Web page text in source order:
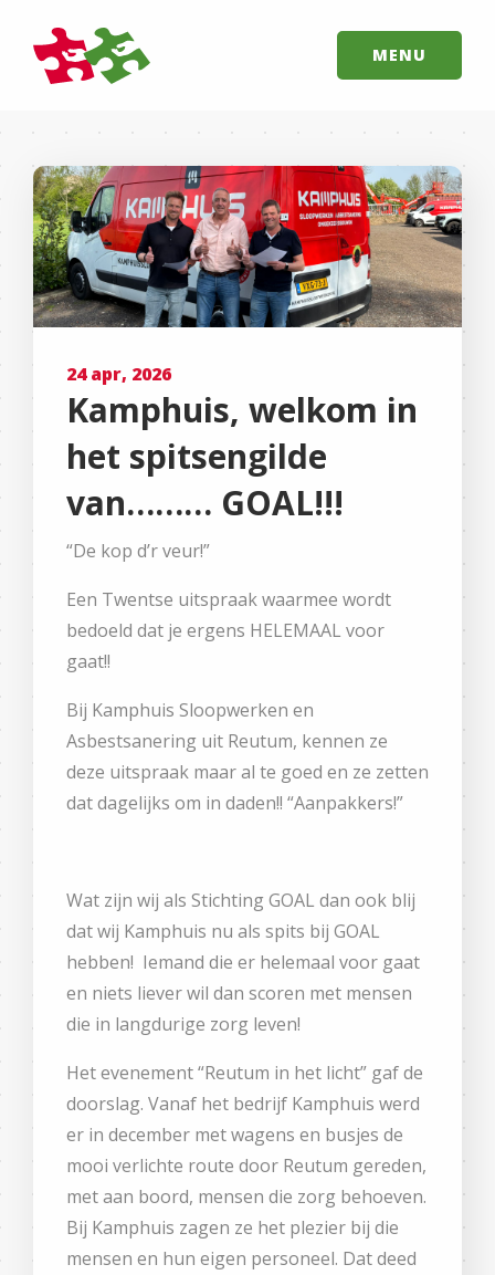
MENU
24 apr, 2026
Kamphuis, welkom in
het spitsengilde
van……… GOAL!!!
“De kop d’r veur!”
Een Twentse uitspraak waarmee wordt
bedoeld dat je ergens HELEMAAL voor
gaat!!
Bij Kamphuis Sloopwerken en
Asbestsanering uit Reutum, kennen ze
deze uitspraak maar al te goed en ze zetten
dat dagelijks om in daden!! “Aanpakkers!”
Wat zijn wij als Stichting GOAL dan ook blij
dat wij Kamphuis nu als spits bij GOAL
hebben! Iemand die er helemaal voor gaat
en niets liever wil dan scoren met mensen
die in langdurige zorg leven!
Het evenement “Reutum in het licht” gaf de
doorslag. Vanaf het bedrijf Kamphuis werd
er in december met wagens en busjes de
mooi verlichte route door Reutum gereden,
met aan boord, mensen die zorg behoeven.
Bij Kamphuis zagen ze het plezier bij die
mensen en hun eigen personeel. Dat deed